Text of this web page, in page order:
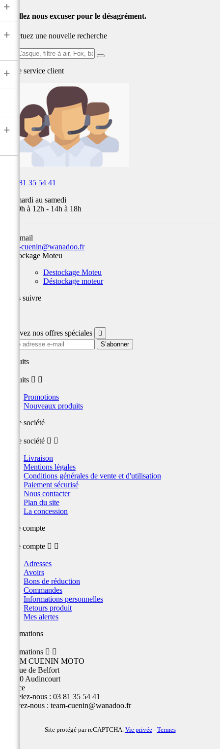
+
+
+
+
Veuillez nous excuser pour le désagrément.
Effectuez une nouvelle recherche
Ex:
batterie
Notre service client
03 81 35 54 41
Du mardi au samedi
de 09h à 12h - 14h à 18h
Par email
team-cuenin@wanadoo.fr
Destockage Moteu
Destockage Moteu
Déstockage moteur
Nous suivre
Recevez nos offres spéciales 
produits
produits  
Promotions
Nouveaux produits
Notre société
Notre société  
Livraison
Mentions légales
Conditions générales de vente et d'utilisation
Paiement sécurisé
Nous contacter
Plan du site
La concession
Votre compte
Votre compte  
Adresses
Avoirs
Bons de réduction
Commandes
Informations personnelles
Retours produit
Mes alertes
Informations
Informations  
TEAM CUENIN MOTO
26 Rue de Belfort
25400 Audincourt
France
Appelez-nous : 03 81 35 54 41
Écrivez-nous : team-cuenin@wanadoo.fr
Site protégé par reCAPTCHA. Vie privée- Termes